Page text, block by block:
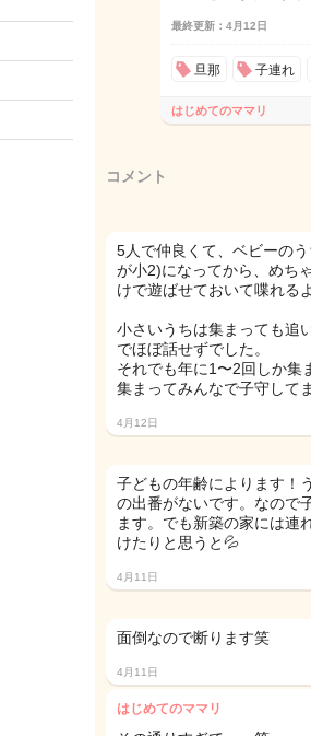
最終更新：4月12日
旦那 子連れ
はじめてのママリ
コメント
5人で仲良くて、ベビーの
が小2)になってから、めち
けで遊ばせておいて喋れる
小さいうちは集まっても追
でほぼ話せずでした。
それでも年に1〜2回しか集
集まってみんなで子守して
4月12日
子どもの年齢によります！
の出番がないです。なので
ます。でも新築の家には連
けたりと思うと💦
4月11日
面倒なので断ります笑
4月11日
はじめてのママリ